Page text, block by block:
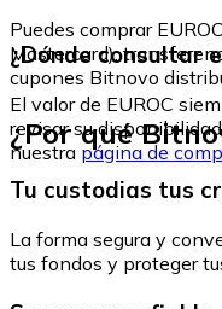
Puedes comprar
Mastercard),
cupones Bitnovo
¿Dónde consultar
El valor de EUROC
revisar su
nuestra página de
¿Por qué
Tu custodias tus
La forma segura y
tus fondos y proteger